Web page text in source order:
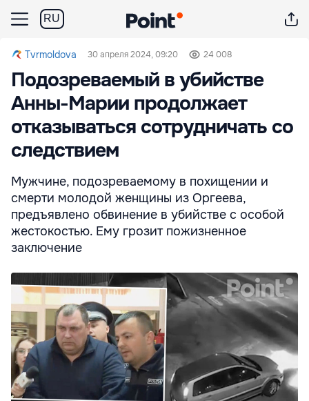
RU
Tvrmoldova 30 апреля 2024, 09:20 24 008
Подозреваемый в убийстве
Анны-Марии продолжает
отказываться сотрудничать со
следствием
Мужчине, подозреваемому в похищении и
смерти молодой женщины из Оргеева,
предъявлено обвинение в убийстве с особой
жестокостью. Ему грозит пожизненное
заключение